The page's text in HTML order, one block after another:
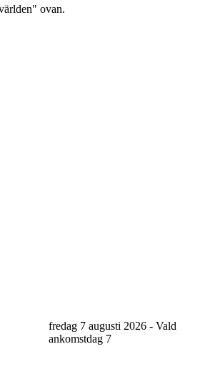
ovan.
fredag 7 augusti 2026 - Vald
ankomstdag 7